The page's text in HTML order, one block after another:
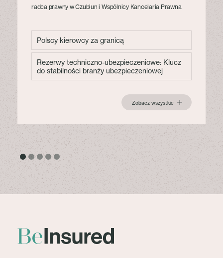
radca prawny w Czublun i Wspólnicy Kancelaria Prawna
Polscy kierowcy za granicą
Rezerwy techniczno-ubezpieczeniowe: Klucz
do stabilności branży ubezpieczeniowej
Zobacz wszystkie